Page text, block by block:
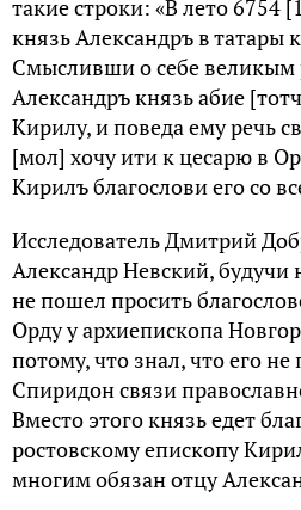
такие строки: «В лето 6754
князь Александръ в татары
Смысливши о себе великым
Александръ князь абие
Кирилу, и поведа ему речь
[мол] хочу ити к цесарю в
Кирилъ благослови его со
Исследователь Дмитрий
Александр Невский,
не пошел просить
Орду у архиепископа
потому, что знал, что его
Спиридон связи
Вместо этого князь едет
ростовскому епископу
многим обязан отцу